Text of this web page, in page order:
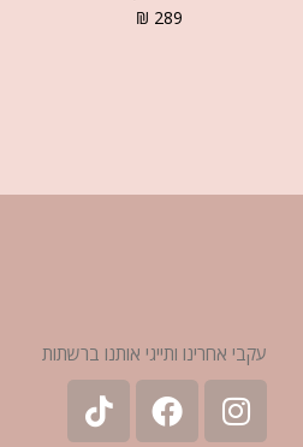
₪ 289
עקבי אחרינו ותייגי אותנו ברשתות